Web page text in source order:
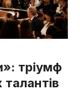
тріумф